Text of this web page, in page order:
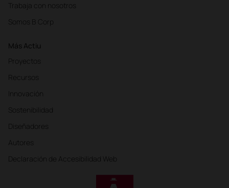
Trabaja con nosotros
Somos B Corp
Más Actiu
Proyectos
Recursos
Innovación
Sostenibilidad
Diseñadores
Autores
Declaración de Accesibilidad Web